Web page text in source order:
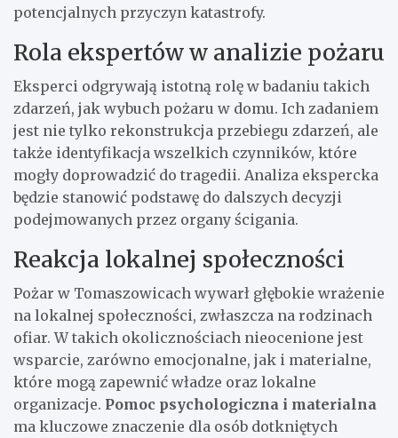
potencjalnych przyczyn katastrofy.
Rola ekspertów w analizie pożaru
Eksperci odgrywają istotną rolę w badaniu takich
zdarzeń, jak wybuch pożaru w domu. Ich zadaniem
jest nie tylko rekonstrukcja przebiegu zdarzeń, ale
także identyfikacja wszelkich czynników, które
mogły doprowadzić do tragedii. Analiza ekspercka
będzie stanowić podstawę do dalszych decyzji
podejmowanych przez organy ścigania.
Reakcja lokalnej społeczności
Pożar w Tomaszowicach wywarł głębokie wrażenie
na lokalnej społeczności, zwłaszcza na rodzinach
ofiar. W takich okolicznościach nieocenione jest
wsparcie, zarówno emocjonalne, jak i materialne,
które mogą zapewnić władze oraz lokalne
organizacje. Pomoc psychologiczna i materialna
ma kluczowe znaczenie dla osób dotkniętych